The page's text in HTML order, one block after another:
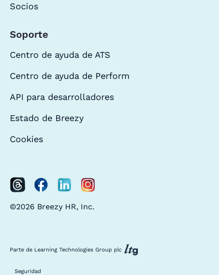
Socios
Soporte
Centro de ayuda de ATS
Centro de ayuda de Perform
API para desarrolladores
Estado de Breezy
Cookies
©2026 Breezy HR, Inc.
Parte de Learning Technologies Group plc
Seguridad